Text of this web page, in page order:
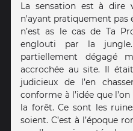
La sensation est à dire
n'ayant pratiquement pas
n’est as le cas de Ta
englouti par la
partiellement dégagé
accrochée au site. Il
judicieux de l’en
conforme à l’idée que
la forêt. Ce sont les
soient. C’est à l’époque